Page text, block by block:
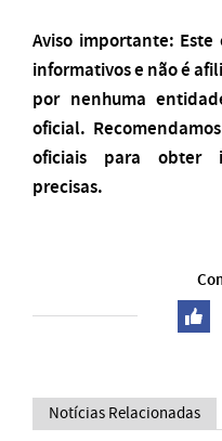
Aviso importante:
informativos e não é
por nenhuma
oficial.
oficiais para obter
precisas.
Notícias Relacionadas